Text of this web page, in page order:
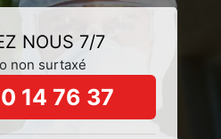
NOUS 7/7
non surtaxé
14 76 37